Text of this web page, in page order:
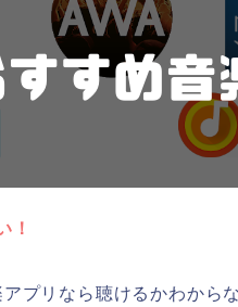
！
プリなら聴けるかわから